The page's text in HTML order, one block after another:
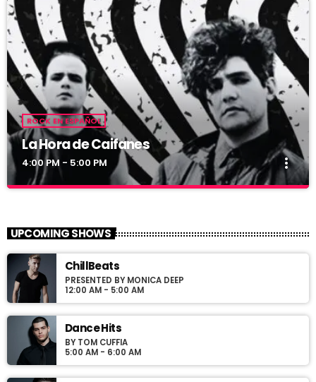
ROCK EN ESPAÑOL
La Hora de Caifanes
4:00 PM - 5:00 PM more_vert
Radio
aqui va mas fres
UPCOMING SHOWS
ChillBeats
PRESENTED BY MONICA DEEP
12:00 AM - 5:00 AM
Dance Hits
BY TOM CUFFIA
5:00 AM - 6:00 AM